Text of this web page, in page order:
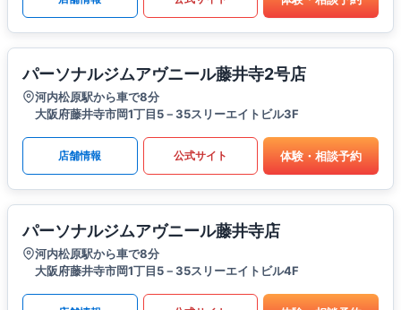
パーソナルジムアヴニール藤井寺2号店
河内松原駅から車で8分
大阪府藤井寺市岡1丁目5－35スリーエイトビル3F
店舗情報 公式サイト 体験・相談予約
パーソナルジムアヴニール藤井寺店
河内松原駅から車で8分
大阪府藤井寺市岡1丁目5－35スリーエイトビル4F